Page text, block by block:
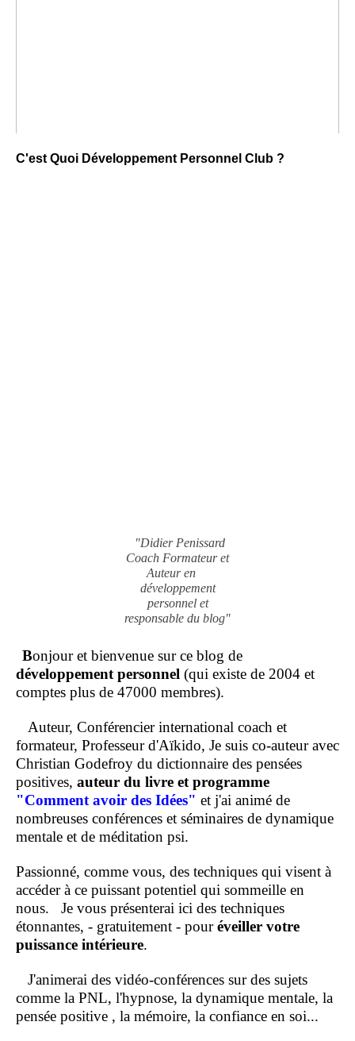
C'est Quoi Développement Personnel Club ?
"Didier Penissard
Coach Formateur et
Auteur en
développement
personnel et
responsable du blog"
Bonjour et bienvenue sur ce blog de
développement personnel (qui existe de 2004 et
comptes plus de 47000 membres).
Auteur, Conférencier international coach et
formateur, Professeur d'Aïkido, Je suis co-auteur avec
Christian Godefroy du dictionnaire des pensées
positives, auteur du livre et programme
"Comment avoir des Idées" et j'ai animé de
nombreuses conférences et séminaires de dynamique
mentale et de méditation psi.
Passionné, comme vous, des techniques qui visent à
accéder à ce puissant potentiel qui sommeille en
nous. Je vous présenterai ici des techniques
étonnantes, - gratuitement - pouréveiller votre
puissance intérieure.
J'animerai des vidéo-conférences sur des sujets
comme la PNL, l'hypnose, la dynamique mentale, la
pensée positive , la mémoire, la confiance en soi...